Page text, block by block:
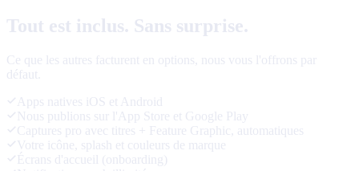
Tout est inclus. Sans surprise.
Ce que les autres facturent en options, nous vous l'offrons par
défaut.
Apps natives iOS et Android
Nous publions sur l'App Store et Google Play
Captures pro avec titres + Feature Graphic, automatiques
Votre icône, splash et couleurs de marque
Écrans d'accueil (onboarding)